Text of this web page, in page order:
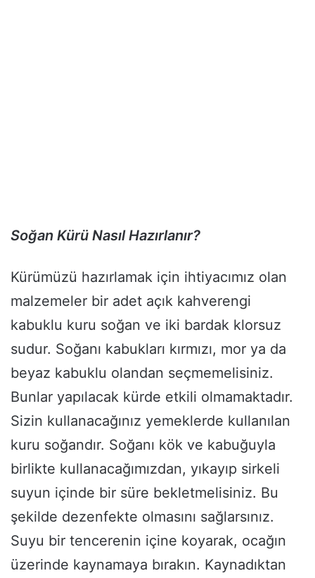
Soğan Kürü Nasıl Hazırlanır?
Kürümüzü hazırlamak için ihtiyacımız olan
malzemeler bir adet açık kahverengi
kabuklu kuru soğan ve iki bardak klorsuz
sudur. Soğanı kabukları kırmızı, mor ya da
beyaz kabuklu olandan seçmemelisiniz.
Bunlar yapılacak kürde etkili olmamaktadır.
Sizin kullanacağınız yemeklerde kullanılan
kuru soğandır. Soğanı kök ve kabuğuyla
birlikte kullanacağımızdan, yıkayıp sirkeli
suyun içinde bir süre bekletmelisiniz. Bu
şekilde dezenfekte olmasını sağlarsınız.
Suyu bir tencerenin içine koyarak, ocağın
üzerinde kaynamaya bırakın. Kaynadıktan